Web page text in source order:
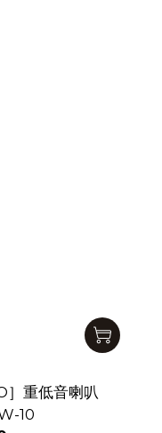
］重低音喇叭
10